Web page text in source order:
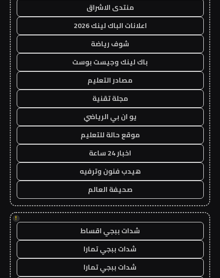
منتدى الاشراق
اعلانات الباك لينك 2026
شوف رياضة
باك لينك وجيست بوست
مصادر التعليم
مجلة تقنية
يو ان بي الرياضي
موقع حالة للتعليم
اخبار 24 ساعة
هيدب فنون وترفيه
صحيفة العالم
!
شدات ببجي اقساط
شدات ببجي تمارا
شدات ببجي تمارا